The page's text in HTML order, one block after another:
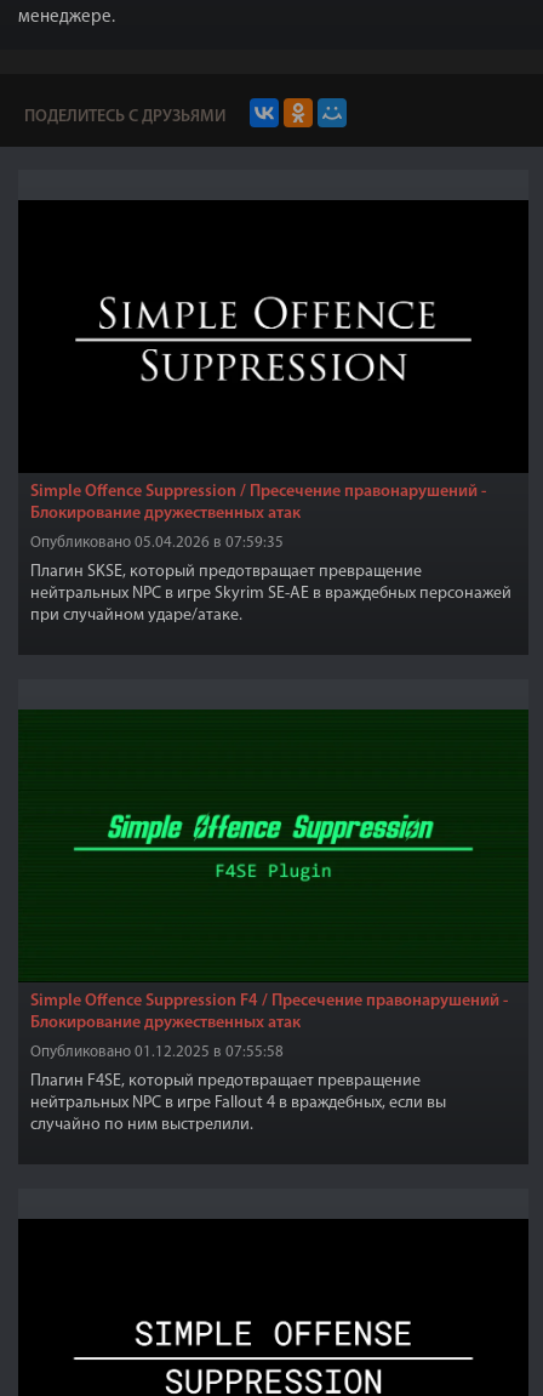
менеджере.
ПОДЕЛИТЕСЬ С ДРУЗЬЯМИ
Simple Offence Suppression / Пресечение правонарушений -
Блокирование дружественных атак
Опубликовано 05.04.2026 в 07:59:35
Плагин SKSE, который предотвращает превращение
нейтральных NPC в игре Skyrim SE-AE в враждебных персонажей
при случайном ударе/атаке.
Simple Offence Suppression F4 / Пресечение правонарушений -
Блокирование дружественных атак
Опубликовано 01.12.2025 в 07:55:58
Плагин F4SE, который предотвращает превращение
нейтральных NPC в игре Fallout 4 в враждебных, если вы
случайно по ним выстрелили.